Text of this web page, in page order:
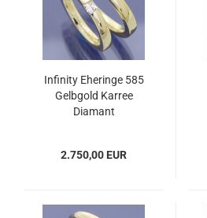
Infinity Eheringe 585
Gelbgold Karree
Diamant
2.750,00 EUR